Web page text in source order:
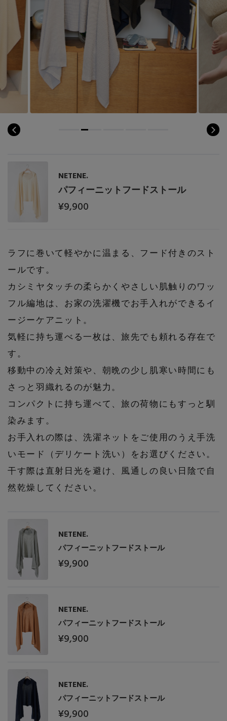
メルマガ PICKUP
PERSONAL COLOR
エディター厳選ギフト
主役級ニットが揃う「シーエフシーエル」の
POP UPがスタート
ELLE SHOP 公式アプリ
NETENE.
パフィーニットフードストール
¥9,900
ラフに巻いて軽やかに温まる、フード付きのスト
ールです。
カシミヤタッチの柔らかくやさしい肌触りのワッ
フル編地は、お家の洗濯機でお手入れができるイ
ージーケアニット。
気軽に持ち運べる一枚は、旅先でも頼れる存在で
す。
移動中の冷え対策や、朝晩の少し肌寒い時間にも
さっと羽織れるのが魅力。
コンパクトに持ち運べて、旅の荷物にもすっと馴
染みます。
お手入れの際は、洗濯ネットをご使用のうえ手洗
いモード（デリケート洗い）をお選びください。
干す際は直射日光を避け、風通しの良い日陰で自
然乾燥してください。
NETENE.
パフィーニットフードストール
¥9,900
NETENE.
パフィーニットフードストール
¥9,900
NETENE.
パフィーニットフードストール
¥9,900